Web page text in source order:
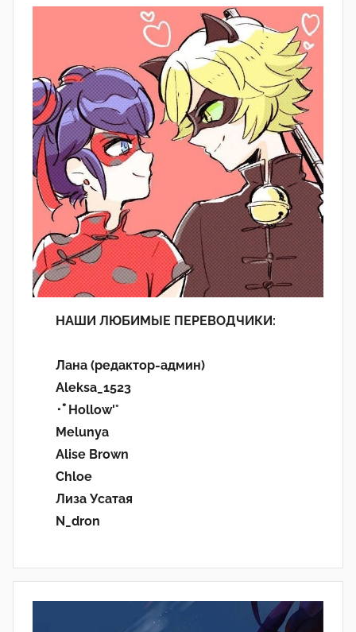
НАШИ ЛЮБИМЫЕ ПЕРЕВОДЧИКИ:
Лана (редактор-админ)
Aleksa_1523
･ﾟHollow'°
Melunya
Alise Brown
Chloe
Лиза Усатая
N_dron